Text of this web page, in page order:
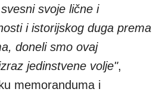
svoje lične i
i istorijskog duga prema
doneli smo ovaj
jedinstvene volje",
memoranduma i